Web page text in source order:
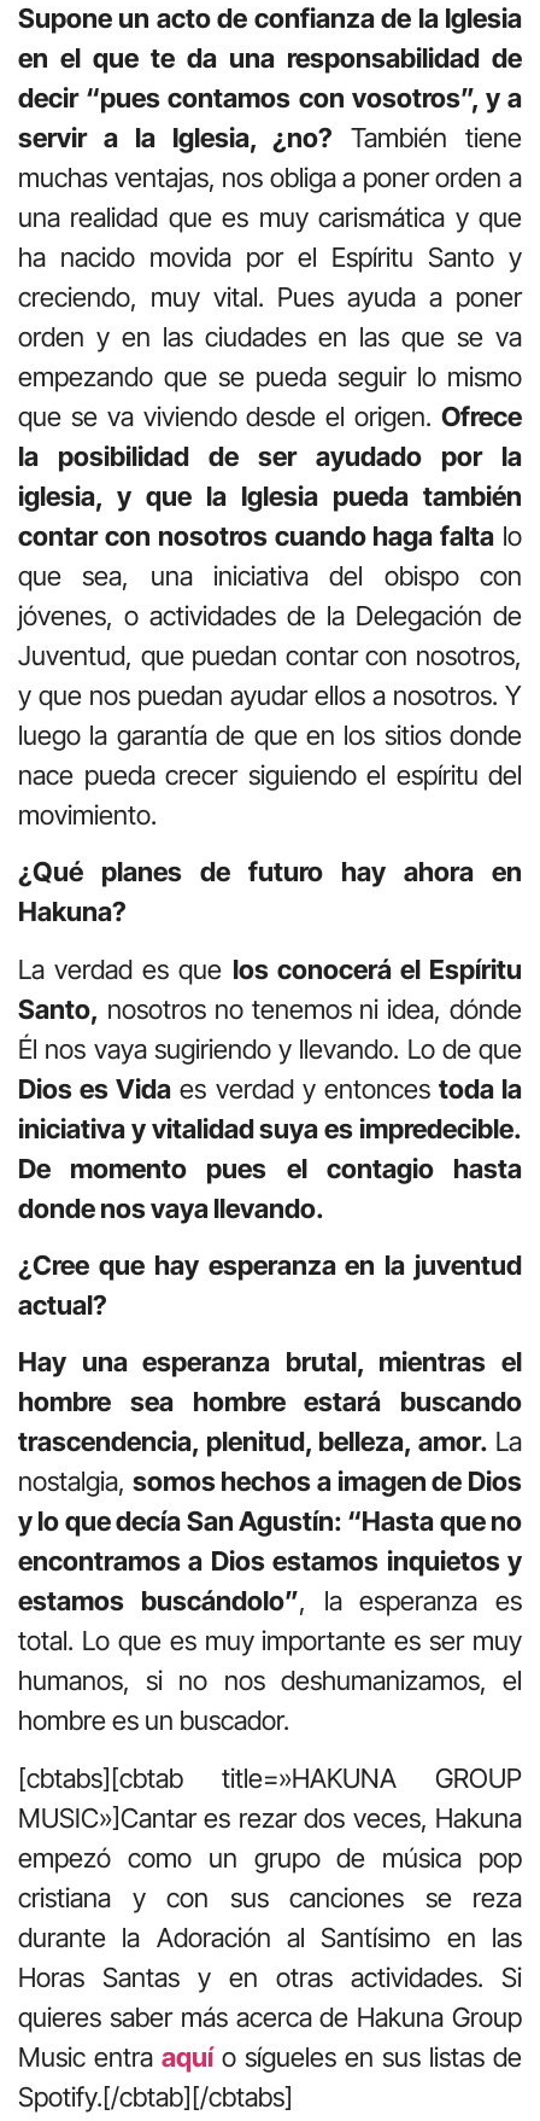
Supone un acto de confianza de la Iglesia
en el que te da una responsabilidad de
decir “pues contamos con vosotros”, y a
servir a la Iglesia, ¿no? También tiene
muchas ventajas, nos obliga a poner orden a
una realidad que es muy carismática y que
ha nacido movida por el Espíritu Santo y
creciendo, muy vital. Pues ayuda a poner
orden y en las ciudades en las que se va
empezando que se pueda seguir lo mismo
que se va viviendo desde el origen. Ofrece
la posibilidad de ser ayudado por la
iglesia, y que la Iglesia pueda también
contar con nosotros cuando haga falta lo
que sea, una iniciativa del obispo con
jóvenes, o actividades de la Delegación de
Juventud, que puedan contar con nosotros,
y que nos puedan ayudar ellos a nosotros. Y
luego la garantía de que en los sitios donde
nace pueda crecer siguiendo el espíritu del
movimiento.
¿Qué planes de futuro hay ahora en
Hakuna?
La verdad es que los conocerá el Espíritu
Santo, nosotros no tenemos ni idea, dónde
Él nos vaya sugiriendo y llevando. Lo de que
Dios es Vida es verdad y entonces toda la
iniciativa y vitalidad suya es impredecible.
De momento pues el contagio hasta
donde nos vaya llevando.
¿Cree que hay esperanza en la juventud
actual?
Hay una esperanza brutal, mientras el
hombre sea hombre estará buscando
trascendencia, plenitud, belleza, amor. La
nostalgia, somos hechos a imagen de Dios
y lo que decía San Agustín: “Hasta que no
encontramos a Dios estamos inquietos y
estamos buscándolo”, la esperanza es
total. Lo que es muy importante es ser muy
humanos, si no nos deshumanizamos, el
hombre es un buscador.
[cbtabs][cbtab title=»HAKUNA GROUP
MUSIC»]Cantar es rezar dos veces, Hakuna
empezó como un grupo de música pop
cristiana y con sus canciones se reza
durante la Adoración al Santísimo en las
Horas Santas y en otras actividades. Si
quieres saber más acerca de Hakuna Group
Music entra aquío sígueles en sus listas de
Spotify.[/cbtab][/cbtabs]